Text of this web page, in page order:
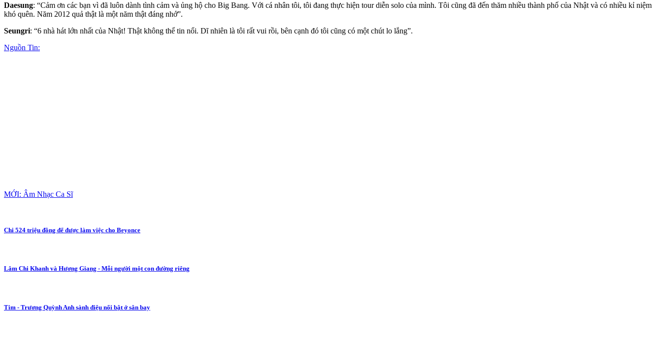
Daesung: “Cảm ơn các bạn vì đã luôn dành tình cảm và ủng hộ cho Big Bang. Với cá nhân tôi, tôi đang thực hiện tour diễn solo của mình. Tôi cũng đã đến thăm nhiều thành phố của Nhật và có nhiều kỉ niệm
khó quên. Năm 2012 quả thật là một năm thật đáng nhớ”.
Seungri: “6 nhà hát lớn nhất của Nhật! Thật không thể tin nổi. Dĩ nhiên là tôi rất vui rồi, bên cạnh đó tôi cũng có một chút lo lắng”.
Nguồn Tin:
MỚI: Âm Nhạc Ca Sĩ
Chi 524 triệu đồng để được làm việc cho Beyonce
Lâm Chi Khanh và Hương Giang - Mỗi người một con đường riêng
Tim - Trương Quỳnh Anh sành điệu nổi bật ở sân bay